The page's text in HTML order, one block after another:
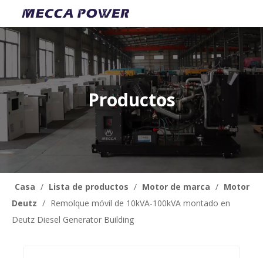
Productos
Casa / Lista de productos / Motor de marca / Motor
Deutz / Remolque móvil de 10kVA-100kVA montado en
Deutz Diesel Generator Building